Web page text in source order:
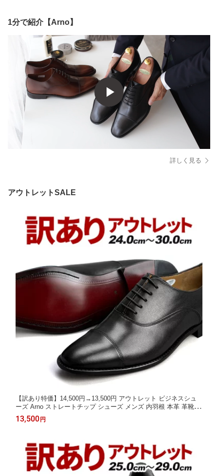
1分で紹介【Arno】
詳しく見る
アウトレットSALE
【訳あり特価】14,500円→13,500円 アウトレット ビジネスシュ
ーズ Arno ストレートチップ シューズ メンズ 内羽根 本革 革靴 皮
靴 黒 大きいサイズ フォーマル 結婚式 ドレスシューズ カジュア
ル ビジネス 冠婚葬祭 日本製 茶色 紳士革靴 紳士
13,500 円